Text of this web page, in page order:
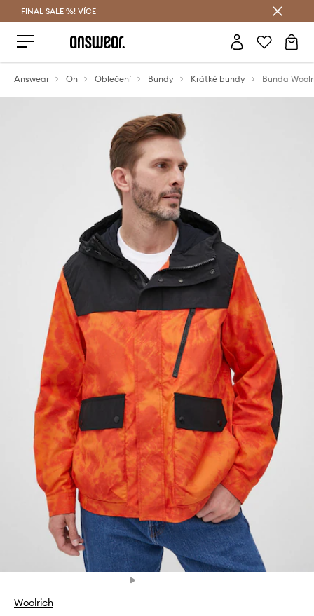
FINAL SALE %! VÍCE
Answear On Oblečení Bundy Krátké bundy Bunda
Woolrich